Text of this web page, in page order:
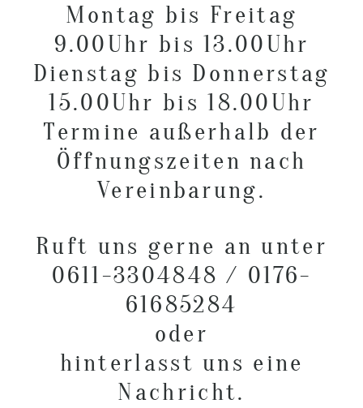
POST COMMENT
Montag bis Freitag
9.00Uhr bis 13.00Uhr
Dienstag bis Donnerstag
15.00Uhr bis 18.00Uhr
Termine außerhalb der
Öffnungszeiten nach
Vereinbarung.
Ruft uns gerne an unter
0611-3304848 / 0176-
61685284
oder
hinterlasst uns eine
Nachricht.